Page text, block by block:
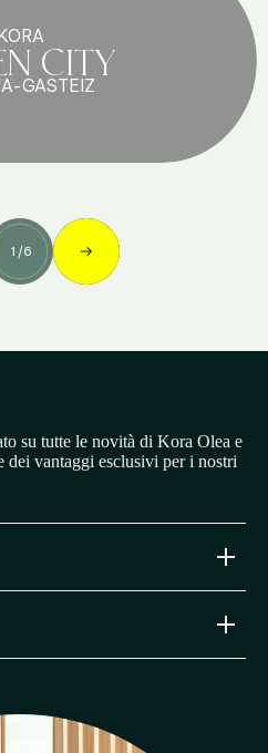
KORACITY
GASTEIZ
1 /6
su tutte le novità di Kora Olea e
dei vantaggi esclusivi per i nostri